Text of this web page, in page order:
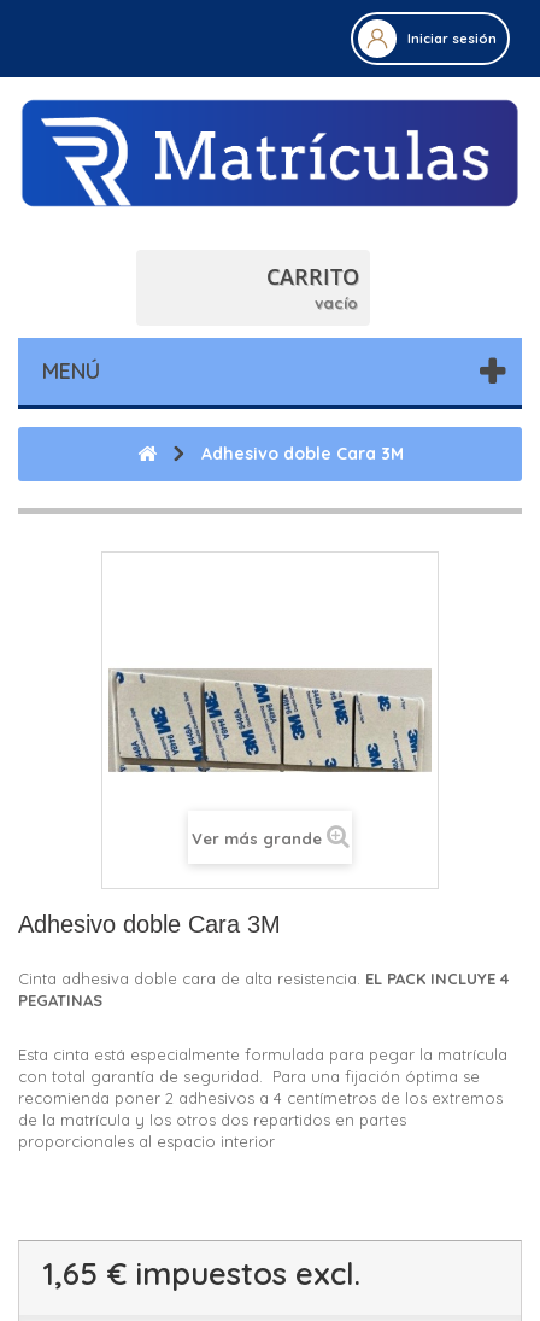
Iniciar sesión
CARRITO
vacío
MENÚ
Adhesivo doble Cara 3M
Ver más grande
Adhesivo doble Cara 3M
Cinta adhesiva doble cara de alta resistencia. EL PACK INCLUYE 4
PEGATINAS
Esta cinta está especialmente formulada para pegar la matrícula
con total garantía de seguridad. Para una fijación óptima se
recomienda poner 2 adhesivos a 4 centímetros de los extremos
de la matrícula y los otros dos repartidos en partes
proporcionales al espacio interior
1,65 € impuestos excl.